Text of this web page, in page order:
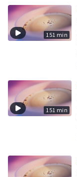
151 min
151 min